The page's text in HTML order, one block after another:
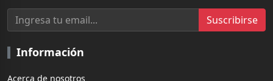
Suscribirse
Información
Acerca de nosotros